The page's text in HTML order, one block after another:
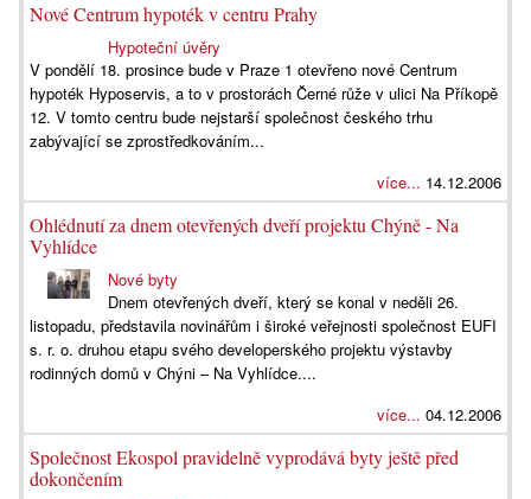
Nové Centrum hypoték v centru Prahy
Hypoteční úvěry
V pondělí 18. prosince bude v Praze 1 otevřeno nové Centrum
hypoték Hyposervis, a to v prostorách Černé růže v ulici Na Příkopě
12. V tomto centru bude nejstarší společnost českého trhu
zabývající se zprostředkováním...
více... 14.12.2006
Ohlédnutí za dnem otevřených dveří projektu Chýně - Na
Vyhlídce
Nové byty
Dnem otevřených dveří, který se konal v neděli 26.
listopadu, představila novinářům i široké veřejnosti společnost EUFI
s. r. o. druhou etapu svého developerského projektu výstavby
rodinných domů v Chýni – Na Vyhlídce....
více... 04.12.2006
Společnost Ekospol pravidelně vyprodává byty ještě před
dokončením